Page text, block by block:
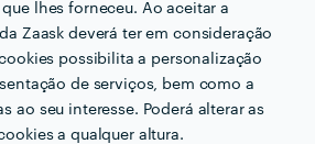
lhes forneceu. Ao aceitar a
Zaask deverá ter em consideração
possibilita a personalização
de serviços, bem como a
ao seu interesse. Poderá alterar as
a qualquer altura.